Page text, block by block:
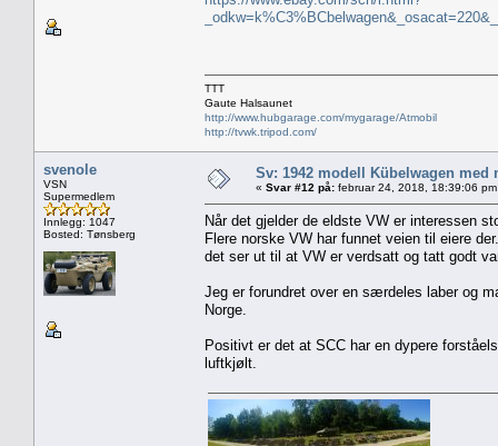
TTT
Gaute Halsaunet
http://www.hubgarage.com/mygarage/Atmobil
http://tvwk.tripod.com/
svenole
VSN
Supermedlem
Innlegg: 1047
Bosted: Tønsberg
Sv: 1942 modell Kübelwagen
« Svar #12 på: februar 24, 2018, 18:39:06
Når det gjelder de eldste VW er interessen
Flere norske VW har funnet veien til eiere
det ser ut til at VW er verdsatt og tatt godt
Jeg er forundret over en særdeles laber og
Norge.
Positivt er det at SCC har en dypere
luftkjølt.